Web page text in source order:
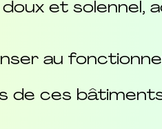
et solennel,
au
de ces